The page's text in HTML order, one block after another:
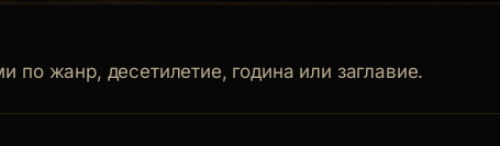
по жанр, десетилетие, година или заглавие.